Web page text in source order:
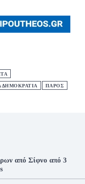
ΔΗΜΟΚΡΑΤΙΑ ΠΑΡΟΣ
από Σίφνο από 3